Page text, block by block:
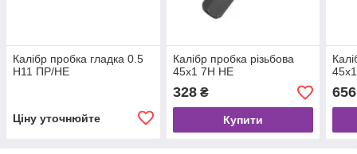
Калібр пробка гладка 0.5
Н11 ПР/НЕ
Ціну уточнюйте
Калібр пробка різьбова
45х1 7Н НЕ
328₴
Купити
656